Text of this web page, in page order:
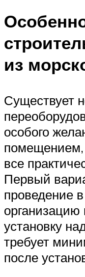
из
Существует
особого
помещением,
все
Первый
проведение
установку
требует
после